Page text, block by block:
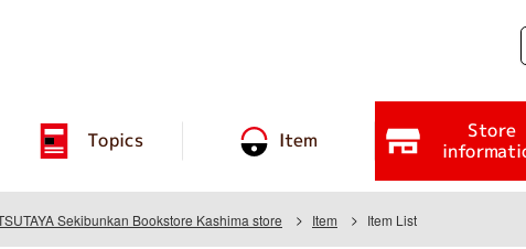
Topics Item Store
Sekibunkan Bookstore Kashima store Item Item List